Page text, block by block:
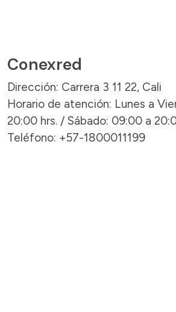
Conexred
Dirección: Carrera 3 11 22, Cali
Horario de atención: Lunes a
20:00 hrs. / Sábado: 09:00 a
Teléfono: +57-1800011199